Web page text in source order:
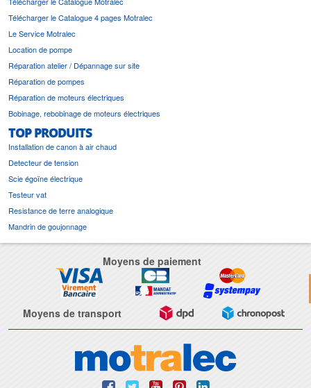
Télécharger le Catalogue 4 pages Motralec
Le Service Motralec
Location de pompe
Réparation atelier / Dépannage sur site
Réparation de pompes
Réparation de moteurs électriques
Bobinage, rebobinage de moteurs électriques
TOP PRODUITS
Installation de canon à air chaud
Detecteur de tension
Scie égoïne électrique
Testeur vat
Resistance de terre analogique
Mandrin de goujonnage
Moyens de paiement
Moyens de transport